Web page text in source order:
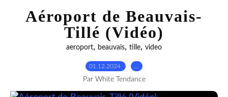
Aéroport de Beauvais-
Tillé (Vidéo)
aeroport, beauvais, tille, video
01.12.2024
Par White Tendance